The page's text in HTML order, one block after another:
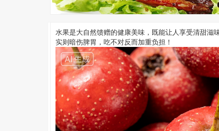
水果是大自然馈赠的健康美味，既能让人享受清甜滋
实则暗伤脾胃，吃不对反而加重负担！